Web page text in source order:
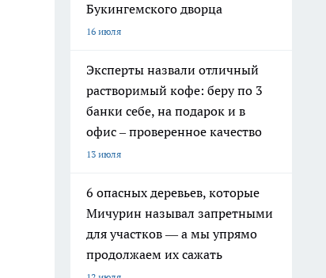
Букингемского дворца
16 июля
Эксперты назвали отличный
растворимый кофе: беру по 3
банки себе, на подарок и в
офис – проверенное качество
13 июля
6 опасных деревьев, которые
Мичурин называл запретными
для участков — а мы упрямо
продолжаем их сажать